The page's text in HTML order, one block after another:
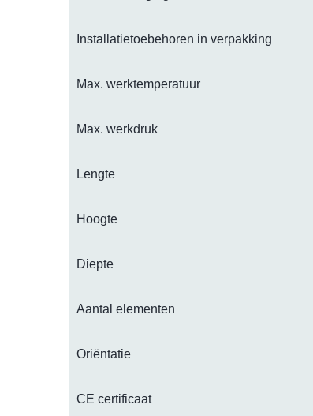
Installatietoebehoren in verpakking
Max. werktemperatuur
Max. werkdruk
Lengte
Hoogte
Diepte
Aantal elementen
Oriëntatie
CE certificaat